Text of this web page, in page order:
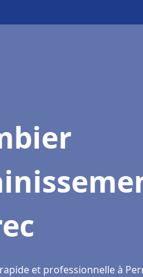
et professionnelle à